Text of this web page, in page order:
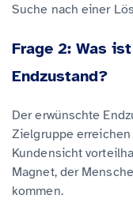
Suche nach einer
Frage 2: Was
Endzustand?
Der erwünschte
Zielgruppe
Kundensicht
Magnet, der
kommen.